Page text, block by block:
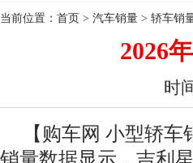
当前位置： 首页 > 汽车销量 > 轿车销
2026
时
【购车网 小型轿
销量数据显示，吉利